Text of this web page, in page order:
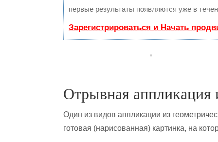
первые результаты появляются уже в
Зарегистрироваться и Начать
Отрывная аппликация
Один из видов аппликации из
готовая (нарисованная) картинка, на